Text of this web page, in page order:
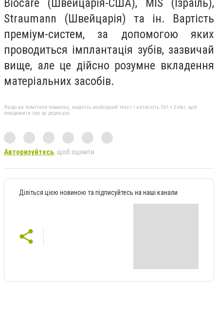
Biocare (Швейцарія-США), MIS (Ізраїль),
Straumann (Швейцарія) та ін. Вартість
преміум-систем, за допомогою яких
проводиться імплантація зубів, зазвичай
вище, але це дійсно розумне вкладення
матеріальних засобів.
Якщо ви помітили помилку, виділіть необхідний текст і натисніть Ctrl + Enter, щоб
повідомити про це редакцію
Авторизуйтесь, щоб оцінити
Діліться цією новиною та підписуйтесь на наші канали